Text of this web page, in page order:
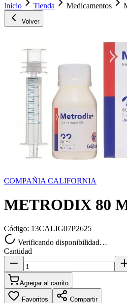
Inicio
Tienda Medicamentos
Volver
COMPAÑIA CALIFORNIA
METRODIX 80
Código: 13CALIG07P2625
Verificando disponibilidad…
Cantidad
Agregar al carrito
Favoritos Compartir